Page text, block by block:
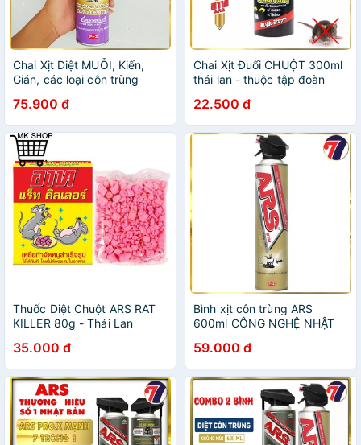
Chai Xịt Diệt MUỖI, Kiến,
Gián, các loại côn trùng
Oải Hương. ARS JET GOLD
3 Lavender 600ml.
75.900 đ
Chai Xịt Đuổi CHUỘT 300ml
thái lan - thuộc tập đoàn
100%
22.500 đ
Thuốc Diệt Chuột ARS RAT
KILLER 80g - Thái Lan
35.000 đ
Bình xịt côn trùng ARS
600ml CÔNG NGHỆ NHẬT
tặng - DAO GỌT TRÁI CÂY
SIÊU BÉN)
59.000 đ